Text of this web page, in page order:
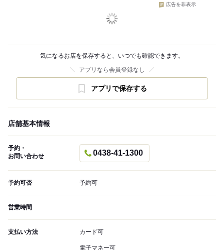
広告を非表示
気になるお店を保存すると、いつでも確認できます。
アプリなら会員登録なし
アプリで保存する
店舗基本情報
予約・
お問い合わせ
0438-41-1300
予約可否 予約可
営業時間
支払い方法 カード可
電子マネー可